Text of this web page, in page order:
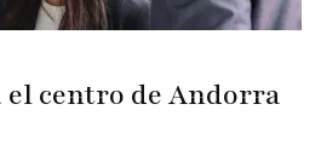
centro de Andorra